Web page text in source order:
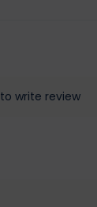
to write review